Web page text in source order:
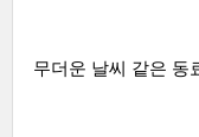
무더운 날씨 같은 동